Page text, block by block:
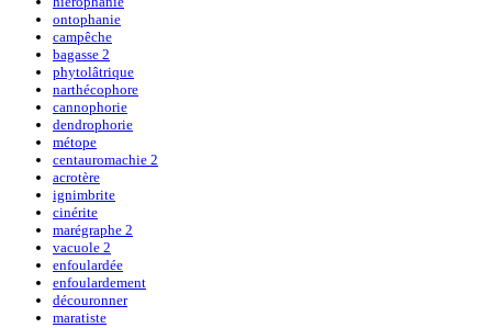
ontophanie
campêche
bagasse 2
phytolâtrique
narthécophore
cannophorie
dendrophorie
métope
centauromachie 2
acrotère
ignimbrite
cinérite
marégraphe 2
vacuole 2
enfoulardée
enfoulardement
découronner
maratiste